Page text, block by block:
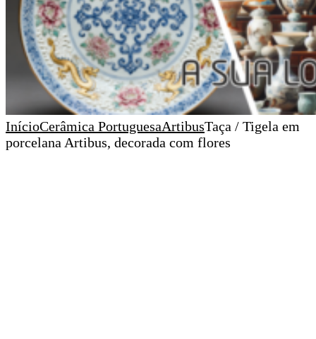
InícioCerâmica PortuguesaArtibusTaça / Tigela em
porcelana Artibus, decorada com flores